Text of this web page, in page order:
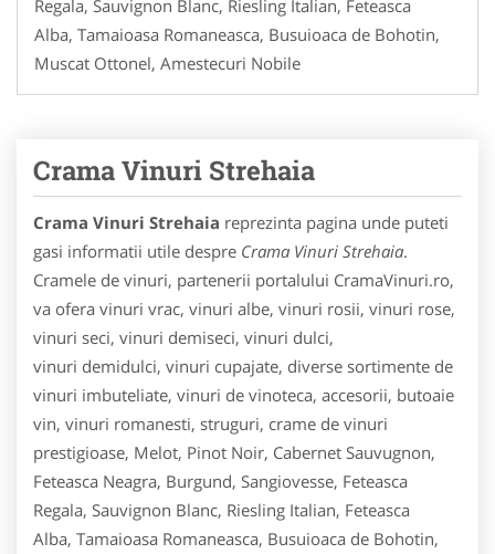
Regala, Sauvignon Blanc, Riesling Italian, Feteasca
Alba, Tamaioasa Romaneasca, Busuioaca de Bohotin,
Muscat Ottonel, Amestecuri Nobile
Crama Vinuri Strehaia
Crama Vinuri Strehaia reprezinta pagina unde puteti
gasi informatii utile despre Crama Vinuri Strehaia.
Cramele de vinuri, partenerii portalului CramaVinuri.ro,
va ofera vinuri vrac, vinuri albe, vinuri rosii, vinuri rose,
vinuri seci, vinuri demiseci, vinuri dulci,
vinuri demidulci, vinuri cupajate, diverse sortimente de
vinuri imbuteliate, vinuri de vinoteca, accesorii, butoaie
vin, vinuri romanesti, struguri, crame de vinuri
prestigioase, Melot, Pinot Noir, Cabernet Sauvugnon,
Feteasca Neagra, Burgund, Sangiovesse, Feteasca
Regala, Sauvignon Blanc, Riesling Italian, Feteasca
Alba, Tamaioasa Romaneasca, Busuioaca de Bohotin,